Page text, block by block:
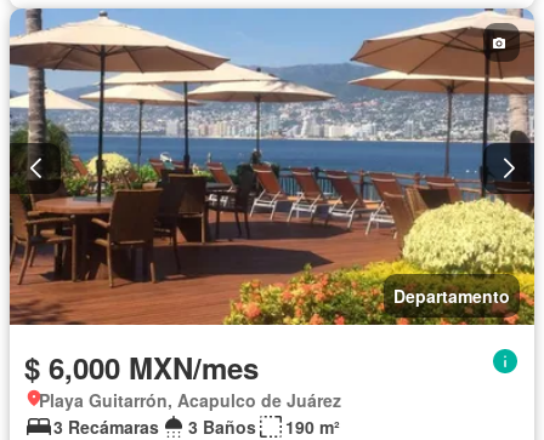
Departamento
$ 6,000 MXN/mes
Playa Guitarrón, Acapulco de Juárez
3 Recámaras
3 Baños 190 m²